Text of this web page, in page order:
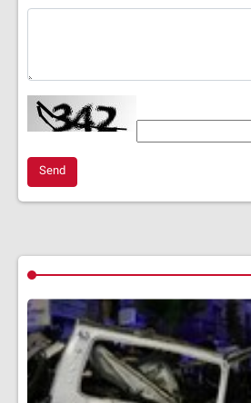
Send